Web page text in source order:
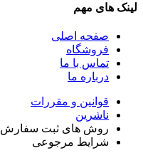
لینک های مهم
صفحه اصلی
فروشگاه
تماس با ما
درباره ما
قوانین و مقررات
ناشرین
روش های ثبت سفارش
شرایط مرجوعی